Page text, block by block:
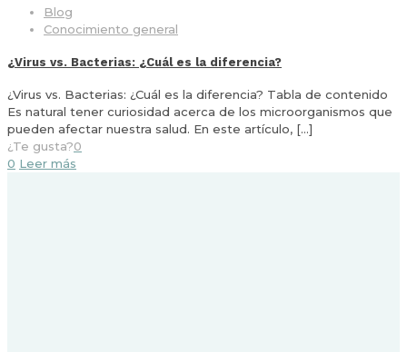
Blog
Conocimiento general
¿Virus vs. Bacterias: ¿Cuál es la diferencia?
¿Virus vs. Bacterias: ¿Cuál es la diferencia? Tabla de contenido
Es natural tener curiosidad acerca de los microorganismos que
pueden afectar nuestra salud. En este artículo, […]
¿Te gusta?0
0 Leer más